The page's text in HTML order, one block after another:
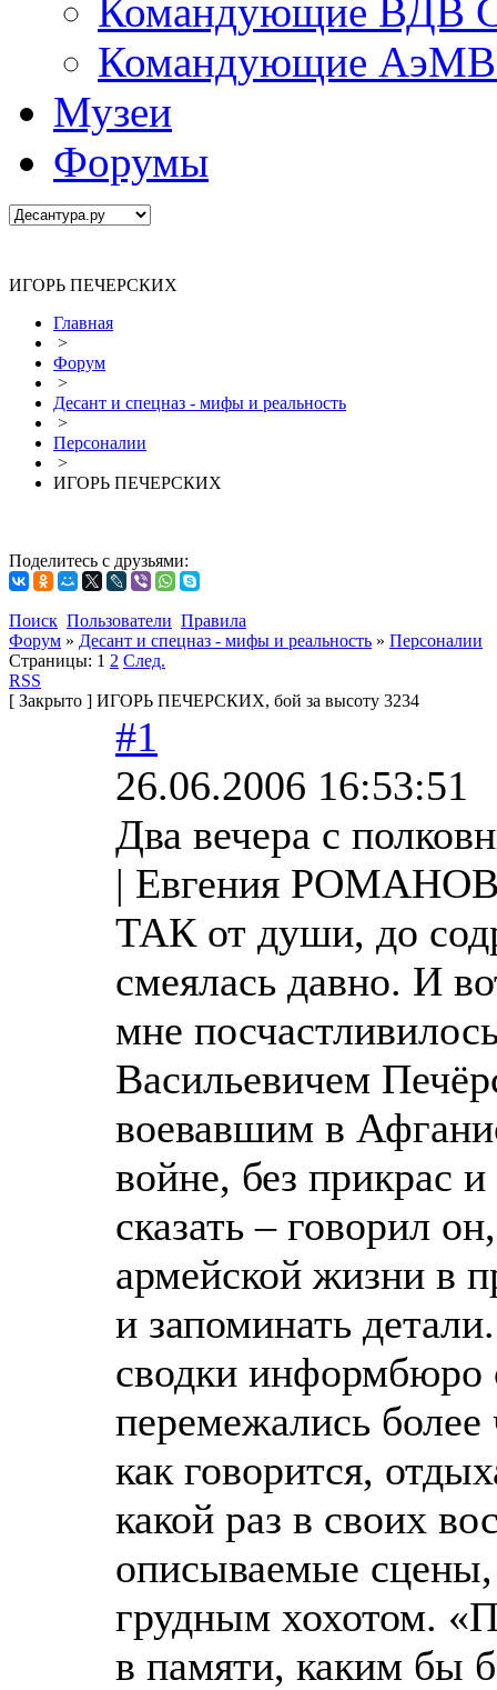
Командующие ВДВ
Командующие АэМВ
Музеи
Форумы
ИГОРЬ ПЕЧЕРСКИХ
Главная
>
Форум
>
Десант и спецназ - мифы и реальность
>
Персоналии
>
ИГОРЬ ПЕЧЕРСКИХ
Поделитесь с друзьями:
Поиск Пользователи Правила
Форум » Десант и спецназ - мифы и реальность » Персоналии
Страницы: 1 2 След.
RSS
[ Закрыто ] ИГОРЬ ПЕЧЕРСКИХ, бой за высоту 3234
#1
26.06.2006 16:53:51
Два вечера с
| Евгения
ТАК от души, до
смеялась давно. И
мне
Васильевичем
воевавшим в
войне, без прикрас
сказать – говорил
армейской жизни в
и запоминать
сводки информбюро
перемежались
как говорится,
какой раз в своих
описываемые сцены,
грудным хохотом.
в памяти, каким бы